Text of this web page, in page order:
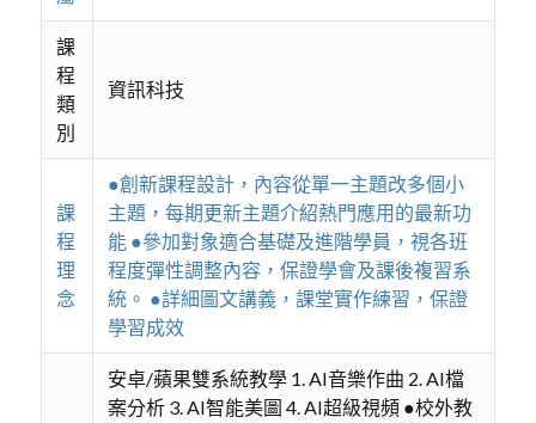
課
程
類
別
資訊科技
課
程
理
念
●創新課程設計，內容從單一主題改多個小
主題，每期更新主題介紹熱門應用的最新功
能 ●參加對象適合基礎及進階學員，視各班
程度彈性調整內容，保證學會及課後複習系
統。 ●詳細圖文講義，課堂實作練習，保證
學習成效
安卓/蘋果雙系統教學 1. AI音樂作曲 2. AI檔
案分析 3. AI智能美圖 4. AI超級視頻 ●校外教